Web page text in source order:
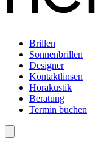
Brillen
Sonnenbrillen
Designer
Kontaktlinsen
Hörakustik
Beratung
Termin buchen